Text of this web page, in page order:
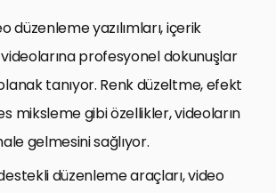
düzenleme yazılımları, içerik
profesyonel dokunuşlar
tanıyor. Renk düzeltme, efekt
miksleme gibi özellikler, videoların
gelmesini sağlıyor.
düzenleme araçları, video